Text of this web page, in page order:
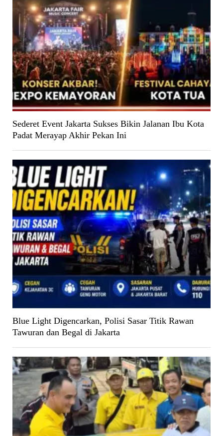
Sederet Event Jakarta Sukses Bikin Jalanan Ibu Kota
Padat Merayap Akhir Pekan Ini
Blue Light Digencarkan, Polisi Sasar Titik Rawan
Tawuran dan Begal di Jakarta